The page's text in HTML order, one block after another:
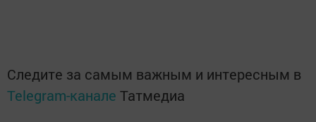
Следите за самым важным и интересным в
Telegram-канале Татмедиа